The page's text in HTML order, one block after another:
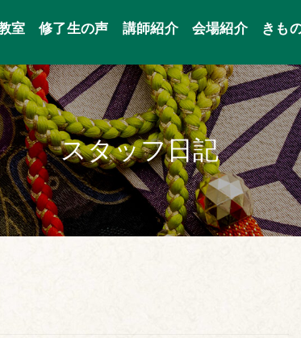
室 修了生の声 講師紹介 会場紹介 きも
スタッフ日記